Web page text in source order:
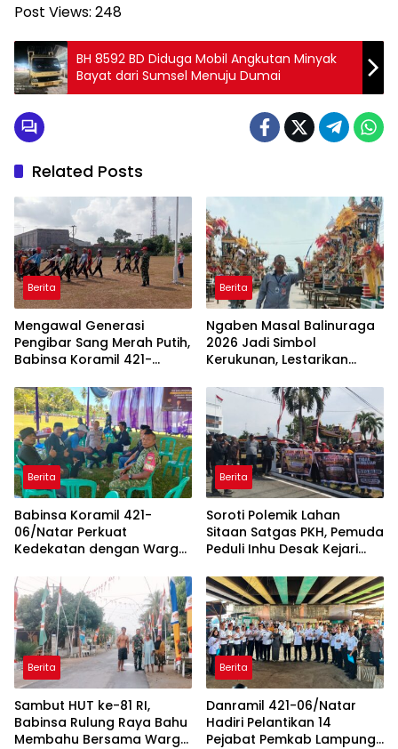
Post Views: 248
BH 8592 BD Diduga Mobil Angkutan Minyak
Bayat dari Sumsel Menuju Dumai
Related Posts
Berita
Mengawal Generasi
Pengibar Sang Merah Putih,
Babinsa Koramil 421-
Paskibra di Dua
Kecamatan Jelang HUT RI
ke-81
Berita
Ngaben Masal Balinuraga
2026 Jadi Simbol
Kerukunan, Lestarikan
Pariwisata Lampung
Selatan
Berita
Babinsa Koramil 421-
06/Natar Perkuat
Kedekatan dengan Warga
Sinergi di Natar dan
Tegineneng
Berita
Soroti Polemik Lahan
Sitaan Satgas PKH, Pemuda
Peduli Inhu Desak Kejari
PAS
Berita
Sambut HUT ke-81 RI,
Babinsa Rulung Raya Bahu
Membahu Bersama Warga
Berita
Danramil 421-06/Natar
Hadiri Pelantikan 14
Pejabat Pemkab Lampung